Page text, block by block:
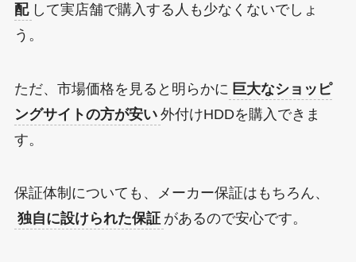
配 して実店舗で購入する人も少なくないでしょ
う。
ただ、市場価格を見ると明らかに 巨大なショッピ
ングサイトの方が安い 外付けHDDを購入できま
す。
保証体制についても、メーカー保証はもちろん、
独自に設けられた保証 があるので安心です。